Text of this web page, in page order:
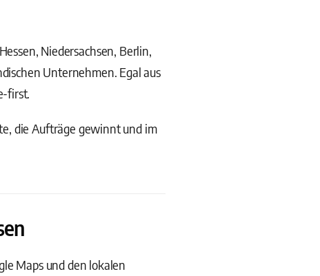
Niedersachsen, Berlin,
Unternehmen. Egal aus
first.
die Aufträge gewinnt und im
Maps und den lokalen